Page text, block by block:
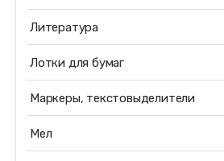
Литература
Лотки для бумаг
Маркеры, текстовыделители
Мел